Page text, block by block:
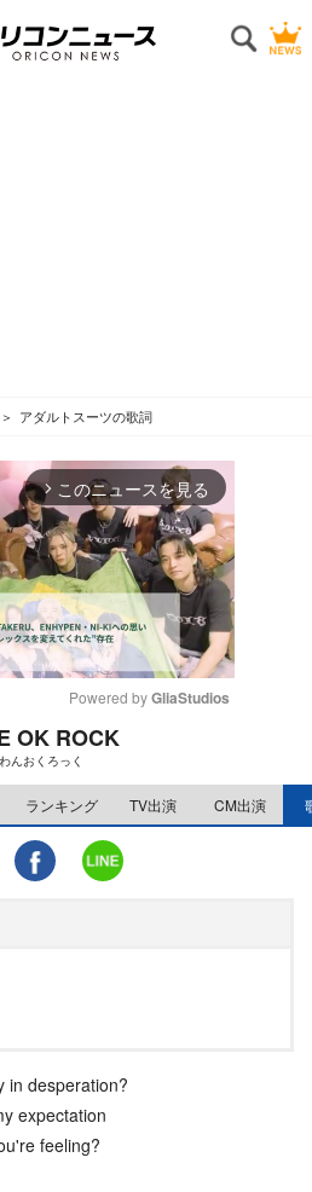
アダルトスーツの歌詞
arrow_forward_ios このニュースを見る
e
Powered by GliaStudios
OK ROCK
わんおくろっく
ランキング TV出演 CM出演
in desperation?
expectation
feeling?